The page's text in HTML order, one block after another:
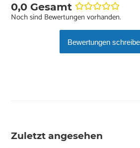
0,0 Gesamt
Noch sind Bewertungen vorhanden.
Bewertungen
Zuletzt angesehen